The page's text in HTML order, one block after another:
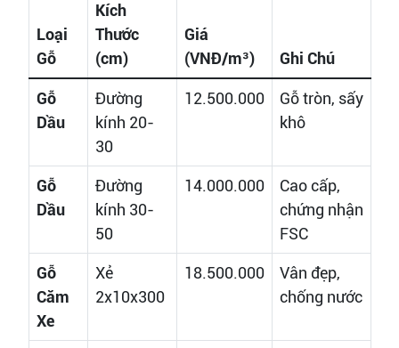
Loại
Gỗ
Kích
Thước
(cm)
Giá
(VNĐ/m³)
Ghi Chú
Gỗ
Dầu
Đường
kính 20-
30
12.500.000
Gỗ tròn, sấy
khô
Gỗ
Dầu
Đường
kính 30-
50
14.000.000
Cao cấp,
chứng nhận
FSC
Gỗ
Căm
Xe
Xẻ
2x10x300
18.500.000
Vân đẹp,
chống nước